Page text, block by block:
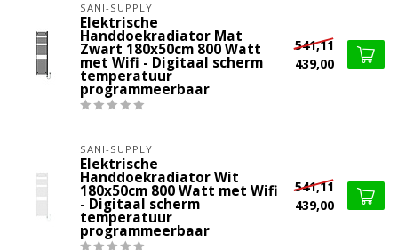
SANI-SUPPLY
Elektrische
Handdoekradiator Mat
Zwart 180x50cm 800 Watt
met Wifi - Digitaal scherm
temperatuur
programmeerbaar
541,11
439,00
SANI-SUPPLY
Elektrische
Handdoekradiator Wit
180x50cm 800 Watt met Wifi
- Digitaal scherm
temperatuur
programmeerbaar
541,11
439,00